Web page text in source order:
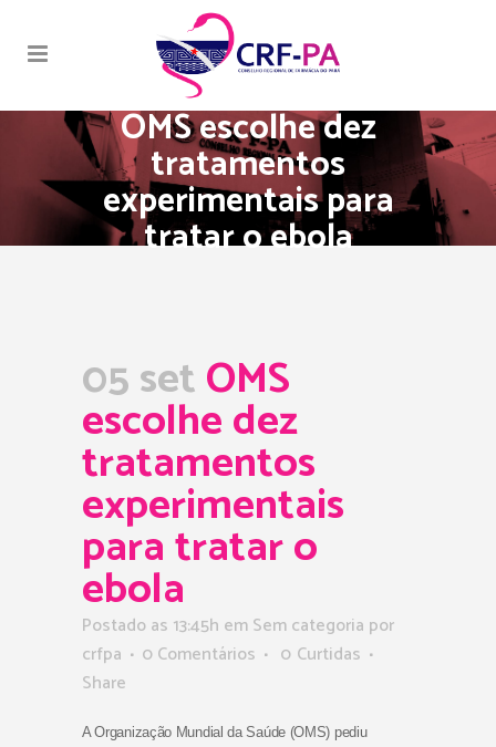
OMS escolhe dez
tratamentos
experimentais para
tratar o ebola
05 setOMS
escolhe dez
tratamentos
experimentais
para tratar o
ebola
Postado as 13:45h em Sem categoria por
crfpa
0 Comentários 0 Curtidas
Share
A Organização Mundial da Saúde (OMS) pediu